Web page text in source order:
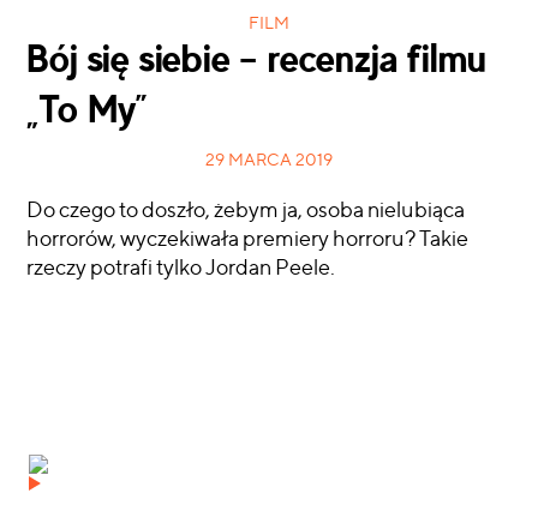
FILM
Bój się siebie – recenzja filmu
„To My”
29 MARCA 2019
Do czego to doszło, żebym ja, osoba nielubiąca
horrorów, wyczekiwała premiery horroru? Takie
rzeczy potrafi tylko Jordan Peele.